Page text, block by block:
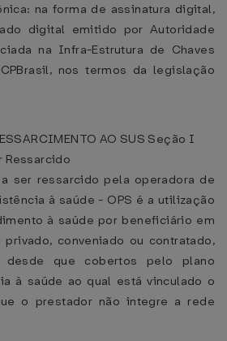
na forma de assinatura digital,
digital emitido por Autoridade
na Infra-Estrutura de Chaves
nos termos da legislação
AO SUS Seção I
Ressarcido
ser ressarcido pela operadora de
à saúde - OPS é a utilização
à saúde por beneficiário em
conveniado ou contratado,
desde que cobertos pelo plano
à saúde ao qual está vinculado o
o prestador não integre a rede